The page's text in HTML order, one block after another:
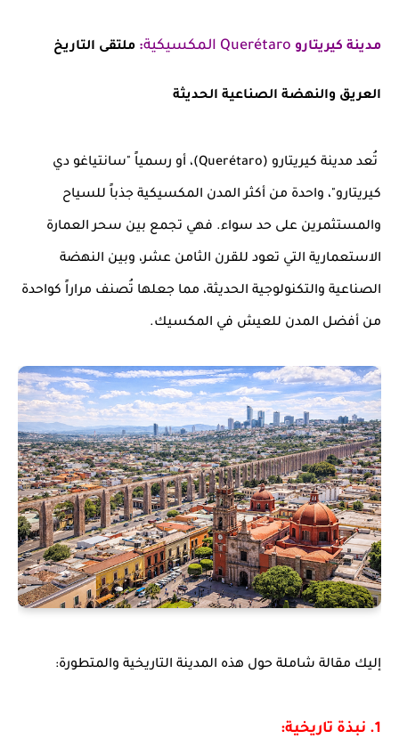
مدينة كيريتارو Querétaro المكسيكية : ملتقى التاريخ
العريق والنهضة الصناعية الحديثة
تُعد مدينة كيريتارو (Querétaro)، أو رسمياً "سانتياغو دي
كيريتارو"، واحدة من أكثر المدن المكسيكية جذباً للسياح
والمستثمرين على حد سواء. فهي تجمع بين سحر العمارة
الاستعمارية التي تعود للقرن الثامن عشر، وبين النهضة
الصناعية والتكنولوجية الحديثة، مما جعلها تُصنف مراراً كواحدة
من أفضل المدن للعيش في المكسيك.
إليك مقالة شاملة حول هذه المدينة التاريخية والمتطورة:
1. نبذة تاريخية: